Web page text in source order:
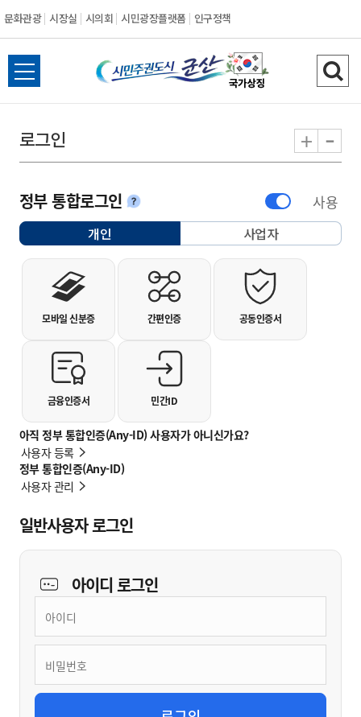
문화관광 시장실 시의회 시민광장플랫폼 인구정책
시민주권도시 군
전체메뉴 열기 검
로그인 + -
정부 통합로그인안내 사용
아직 정부 통합인증(Any-ID) 사용자가 아니신가요?
사용자 등록
정부 통합인증(Any-ID)
사용자 관리
개인선택됨 사업자
개인사용자 로그인
모바일 신분증 간편인증 공동인증서
금융인증서 민간ID
일반사용자 로그인
아이디로그인